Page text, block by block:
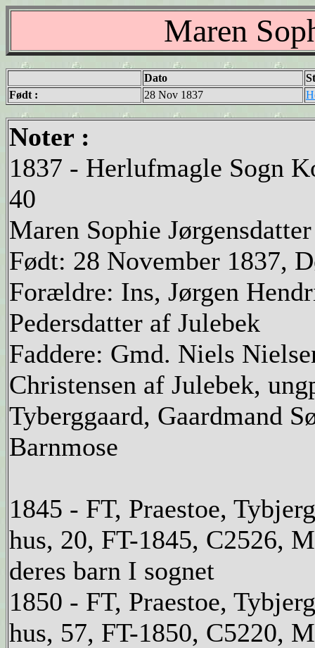
Maren
Dato
Født :
28 Nov 1837
Noter :
1837 - Herlufmagle Sogn
40
Maren Sophie Jørgensdatter
Født: 28 November 1837,
Forældre: Ins, Jørgen
Pedersdatter af Julebek
Faddere: Gmd. Niels
Christensen af Julebek,
Tyberggaard, Gaardmand
Barnmose
1845 - FT, Praestoe,
hus, 20, FT-1845, C2526,
deres barn I sognet
1850 - FT, Praestoe,
hus, 57, FT-1850, C5220,